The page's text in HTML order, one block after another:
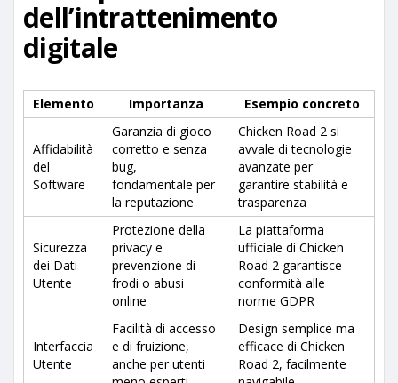
dell’intrattenimento
digitale
Elemento Importanza Esempio concreto
Affidabilità
del
Software
Garanzia di gioco
corretto e senza
bug,
fondamentale per
la reputazione
Chicken Road 2 si
avvale di tecnologie
avanzate per
garantire stabilità e
trasparenza
Sicurezza
dei Dati
Utente
Protezione della
privacy e
prevenzione di
frodi o abusi
online
La piattaforma
ufficiale di Chicken
Road 2 garantisce
conformità alle
norme GDPR
Interfaccia
Utente
Facilità di accesso
e di fruizione,
anche per utenti
Design semplice ma
efficace di Chicken
Road 2, facilmente